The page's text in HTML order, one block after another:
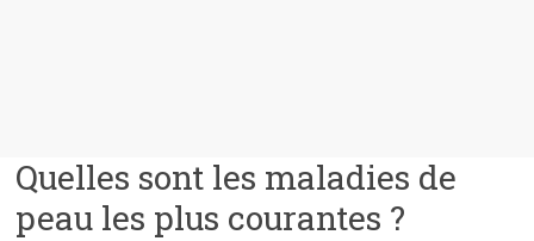
Quelles sont les maladies de
peau les plus courantes ?